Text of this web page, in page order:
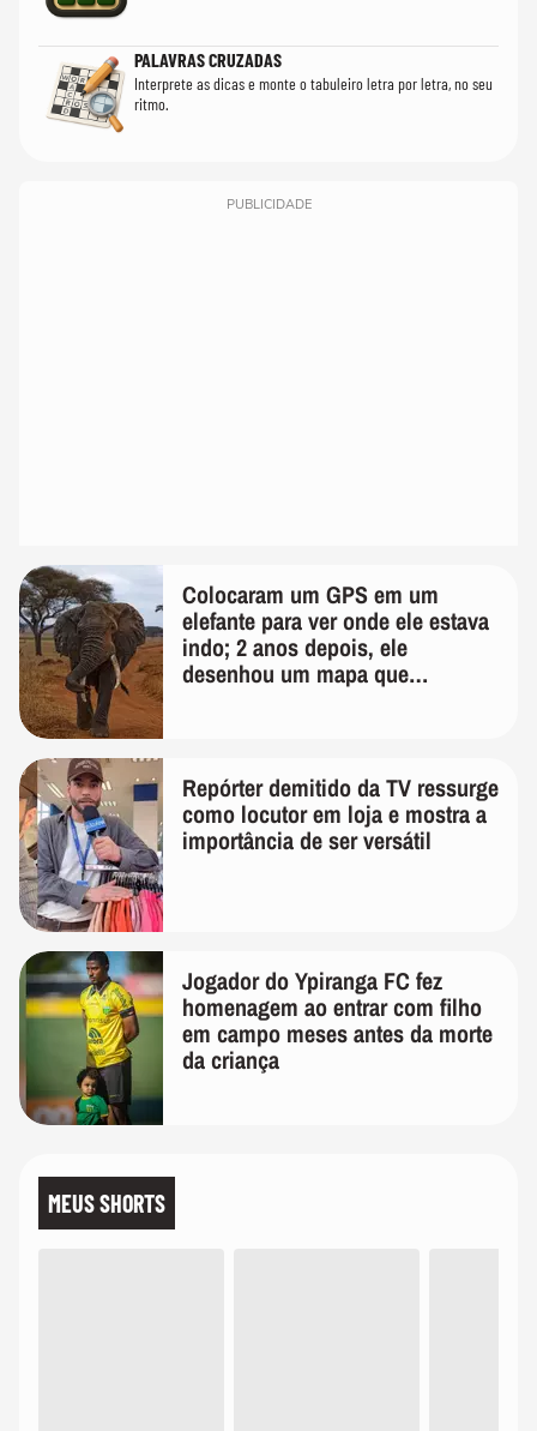
PALAVRAS CRUZADAS
Interprete as dicas e monte o tabuleiro letra por letra, no seu
ritmo.
PUBLICIDADE
Colocaram um GPS em um
elefante para ver onde ele estava
indo; 2 anos depois, ele
desenhou um mapa que
Repórter demitido da TV ressurge
como locutor em loja e mostra a
importância de ser versátil
Jogador do Ypiranga FC fez
homenagem ao entrar com filho
em campo meses antes da morte
da criança
MEUS SHORTS